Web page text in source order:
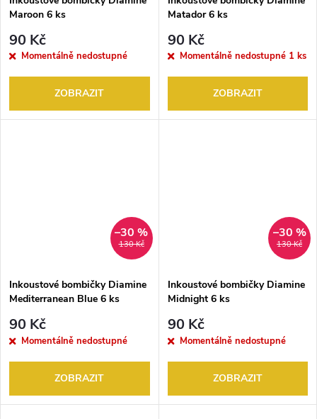
Maroon 6 ks
90 Kč
Momentálně nedostupné
ZOBRAZIT
Matador 6 ks
90 Kč
Momentálně nedostupné 1 ks
ZOBRAZIT
130 Kč
–30 %
Inkoustové bombičky Diamine
Mediterranean Blue 6 ks
90 Kč
Momentálně nedostupné
ZOBRAZIT
130 Kč
–30 %
Inkoustové bombičky Diamine
Midnight 6 ks
90 Kč
Momentálně nedostupné
ZOBRAZIT